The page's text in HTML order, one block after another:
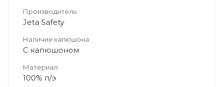
Производитель
Jeta Safety
Наличие капюшона
С капюшоном
Материал
100% п/э